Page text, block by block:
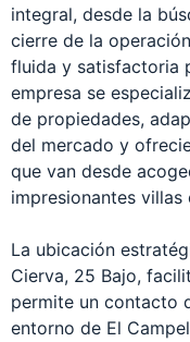
integral, desde la
cierre de la
fluida y satisfactoria
empresa se
de propiedades,
del mercado y
que van desde
impresionantes villas
La ubicación
Cierva, 25 Bajo,
permite un contacto
entorno de El